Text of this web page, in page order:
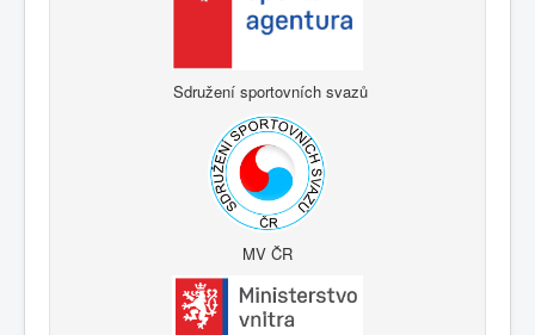
Sdružení sportovních svazů
MV ČR